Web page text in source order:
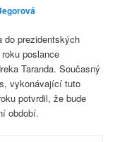
do prezidentských
poslance
Taranda. Současný
vykonávající tuto
potvrdil, že bude
období.